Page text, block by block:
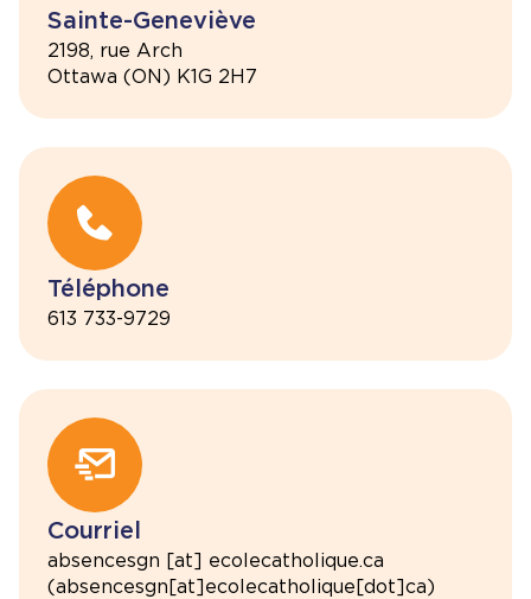
Sainte-Geneviève
2198, rue Arch
Ottawa (ON) K1G 2H7
Téléphone
613 733-9729
Courriel
absencesgn [at] ecolecatholique.ca
(absencesgn[at]ecolecatholique[dot]ca)